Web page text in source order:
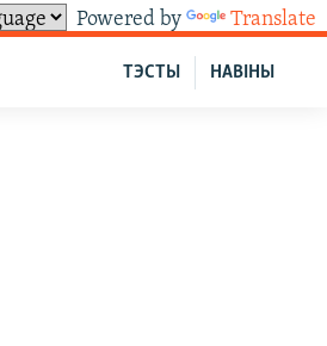
Powered by Translate
НАВІНЫ
ТЭСТЫ